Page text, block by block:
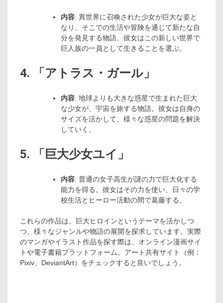
内容: 異世界に召喚された少女が巨大な姿と
なり、そこでの生活や冒険を通じて新たな自
分を発見する物語。彼女はこの新しい世界で
巨人族の一員として生きることを選ぶ。
4. 「アトラス・ガール」
内容: 地球よりも大きな惑星で生まれた巨大
な少女が、宇宙を旅する物語。彼女は自身の
サイズを活かして、様々な惑星の問題を解決
していく。
5. 「巨大少女ユイ」
内容: 普通の女子高生が謎の力で巨大化する
能力を得る。彼女はその力を使い、日々の学
校生活とヒーロー活動の間で葛藤する。
これらの作品は、巨大ヒロインというテーマを活かしつ
つ、様々なジャンルや物語の展開を探求しています。実際
のマンガやイラスト作品を探す際は、オンライン漫画サイ
トや電子書籍プラットフォーム、アート共有サイト（例：
Pixiv、DeviantArt）をチェックすると良いでしょう。